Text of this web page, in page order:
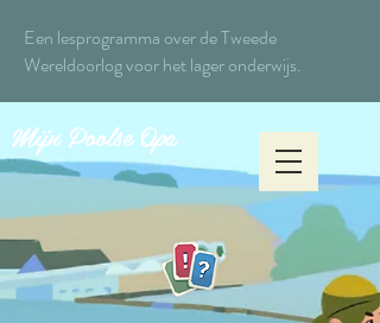
Mijn Poolse Opa
Een lesprogramma over de Tweede
Wereldoorlog voor het lager onderwijs.